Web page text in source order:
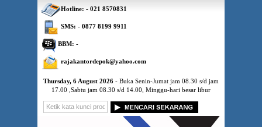
Thursday, 6 August 2026 - Buka Senin-Jumat jam 08.30 s/d jam
17.00 ,Sabtu jam 08.30 s/d 14.00, Minggu-hari besar libur
Hotline: - 021 8570831
SMS: - 0877 8199 9911
BBM: -
rajakantordepok@yahoo.com